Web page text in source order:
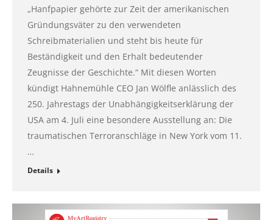
„Hanfpapier gehörte zur Zeit der amerikanischen
Gründungsväter zu den verwendeten
Schreibmaterialien und steht bis heute für
Beständigkeit und den Erhalt bedeutender
Zeugnisse der Geschichte.“ Mit diesen Worten
kündigt Hahnemühle CEO Jan Wölfle anlässlich des
250. Jahrestags der Unabhängigkeitserklärung der
USA am 4. Juli eine besondere Ausstellung an: Die
traumatischen Terroranschläge in New York vom 11.
…
Details